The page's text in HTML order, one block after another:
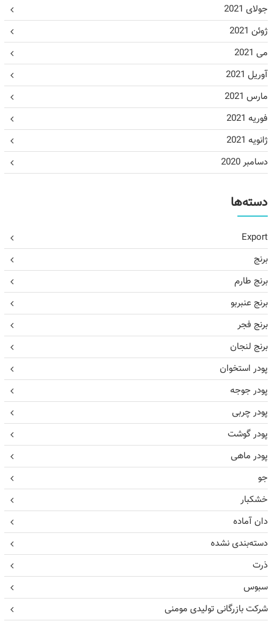
جولای 2021
ژوئن 2021
می 2021
آوریل 2021
مارس 2021
فوریه 2021
ژانویه 2021
دسامبر 2020
دسته‌ها
Export
برنج
برنج طارم
برنج عنبربو
برنج فجر
برنج لنجان
پودر استخوان
پودر جوجه
پودر چربی
پودر گوشت
پودر ماهی
جو
خشکبار
دان آماده
دسته‌بندی نشده
ذرت
سبوس
شرکت بازرگانی تولیدی مومنی